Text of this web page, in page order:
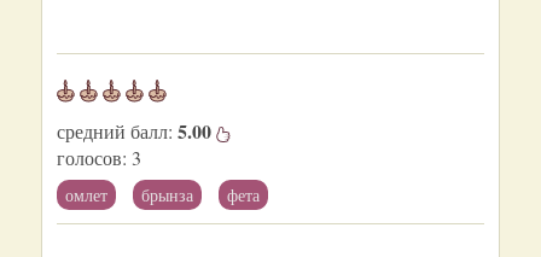
средний балл: 5.00
голосов: 3
омлет брынза фета